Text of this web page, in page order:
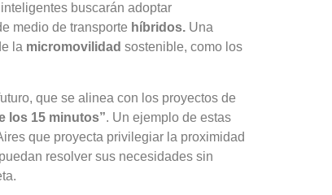
buscarán adoptar
medio de transporte híbridos. Una
la micromovilidad sostenible, como los
que se alinea con los proyectos de
los 15 minutos”. Un ejemplo de estas
que proyecta privilegiar la proximidad
resolver sus necesidades sin